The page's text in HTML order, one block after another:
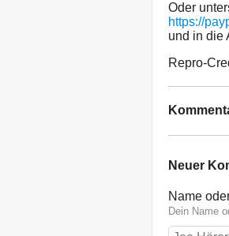
Oder
https://
und in die
Repro-
Neuer
Name
Dein Name